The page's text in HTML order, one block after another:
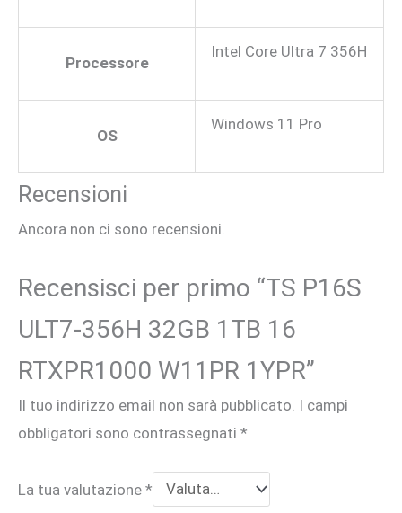
Processore
Intel Core Ultra 7 356H
OS
Windows 11 Pro
Recensioni
Ancora non ci sono recensioni.
Recensisci per primo “TS P16S
ULT7-356H 32GB 1TB 16
RTXPR1000 W11PR 1YPR”
Il tuo indirizzo email non sarà pubblicato. I campi
obbligatori sono contrassegnati *
La tua valutazione *